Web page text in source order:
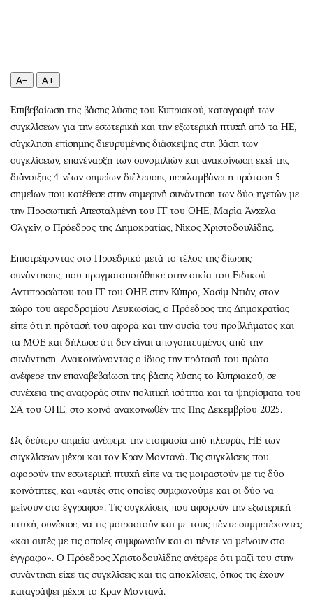
Πολιτισμός
Σινεμά
Θέατρο-Χορός
Μουσική
Εικαστικά
Βιβλίο
Χειρόγραφα
Wine routes
Podcasts
Uncut
Προσφορές
Προσωπικότητες στην ''Κ''
Επιστολές
A− A+
Επιβεβαίωση της βάσης λύσης του Κυπριακού, καταγραφή των
συγκλίσεων για την εσωτερική και την εξωτερική πτυχή από τα ΗΕ,
σύγκληση επίσημης διευρυμένης διάσκεψης στη βάση των
συγκλίσεων, επανέναρξη των συνομιλιών και ανακοίνωση εκεί της
διάνοιξης 4 νέων σημείων διέλευσης περιλαμβάνει η πρόταση 5
σημείων που κατέθεσε στην σημερινή συνάντηση των δύο ηγετών με
την Προσωπική Απεσταλμένη του ΓΓ του ΟΗΕ, Μαρία Άνχελα
Ολγκίν, ο Πρόεδρος της Δημοκρατίας, Νίκος Χριστοδουλίδης.
Επιστρέφοντας στο Προεδρικό μετά το τέλος της δίωρης
συνάντησης, που πραγματοποιήθηκε στην οικία του Ειδικού
Αντιπροσώπου του ΓΓ του ΟΗΕ στην Κύπρο, Χασίμ Ντιάν, στον
χώρο του αεροδρομίου Λευκωσίας, ο Πρόεδρος της Δημοκρατίας
είπε ότι η πρότασή του αφορά και την ουσία του προβλήματος και
τα ΜΟΕ και δήλωσε ότι δεν είναι απογοητευμένος από την
συνάντηση. Ανακοινώνοντας ο ίδιος την πρότασή του πρώτα
ανέφερε την επαναβεβαίωση της βάσης λύσης το Κυπριακού, σε
συνέχεια της αναφοράς στην πολιτική ισότητα και τα ψηφίσματα του
ΣΑ του ΟΗΕ, στο κοινό ανακοινωθέν της 11ης Δεκεμβρίου 2025.
Ως δεύτερο σημείο ανέφερε την ετοιμασία από πλευράς ΗΕ των
συγκλίσεων μέχρι και τον Κραν Μοντανά. Τις συγκλίσεις που
αφορούν την εσωτερική πτυχή είπε να τις μοιραστούν με τις δύο
κοινότητες, και «αυτές στις οποίες συμφωνούμε και οι δύο να
μείνουν στο έγγραφο». Τις συγκλίσεις που αφορούν την εξωτερική
πτυχή, συνέχισε, να τις μοιραστούν και με τους πέντε συμμετέχοντες
«και αυτές με τις οποίες συμφωνούν και οι πέντε να μείνουν στο
έγγραφο». Ο Πρόεδρος Χριστοδουλίδης ανέφερε ότι μαζί του στην
συνάντηση είχε τις συγκλίσεις και τις αποκλίσεις, όπως τις έχουν
καταγράψει μέχρι το Κραν Μοντανά.